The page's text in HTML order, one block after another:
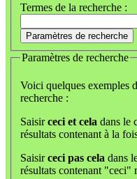
Termes de la recherche :
Paramètres de recherche
Paramètres de recherche
Voici quelques exemples
recherche :
Saisirceci et cela dans le
résultats contenant à la
Saisirceci pas cela dans
résultats contenant "ceci"